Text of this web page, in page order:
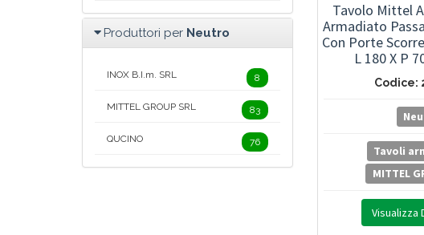
Tavolo Mittel
Armadiato
Con Porte
L 180 X P
Codice:
Tavoli
MITTEL
Produttori per Neutro
INOX B.I.m. SRL 8
MITTEL GROUP SRL 83
QUCINO 76